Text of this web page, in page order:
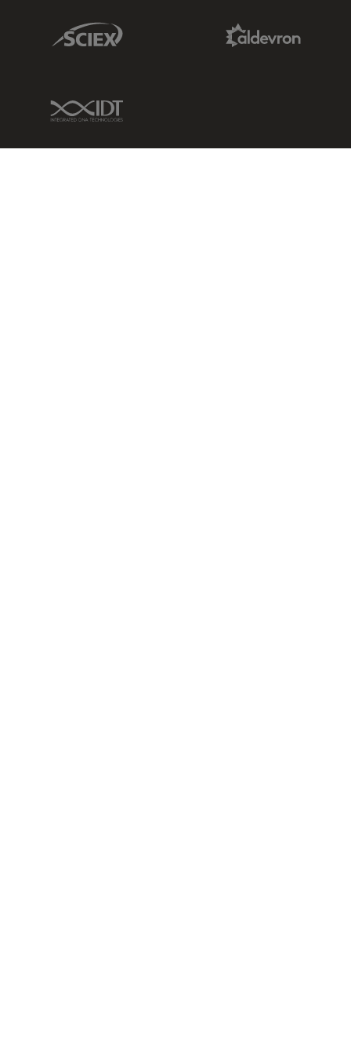
Sciex Link
IDT Link